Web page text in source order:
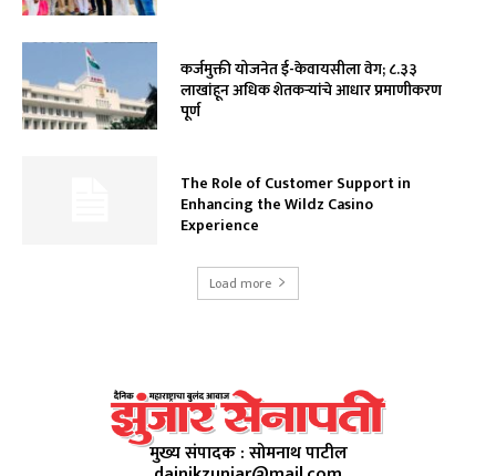
कर्जमुक्ती योजनेत ई-केवायसीला वेग; ८.३३
लाखांहून अधिक शेतकऱ्यांचे आधार प्रमाणीकरण
पूर्ण
The Role of Customer Support in
Enhancing the Wildz Casino
Experience
Load more
मुख्य संपादक : सोमनाथ पाटील